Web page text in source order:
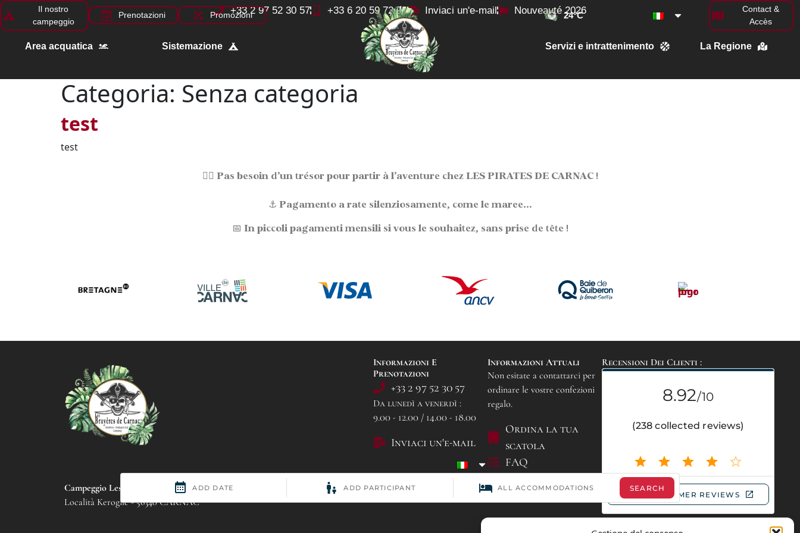
+33 2 97 52 30 57 +33 6 20 59 72 96 Inviaci un'e-mail Nouveauté 2026
Il nostro
campeggio
Prenotazioni Promozioni 24°C
Contact &
Accès
Area acquatica Sistemazione Servizi e intrattenimento La Regione
Categoria: Senza categoria
test
test
🏴‍☠️ Pas besoin d’un trésor pour partir à l’aventure chez LES PIRATES DE CARNAC !
⚓ Pagamento a rate silenziosamente, come le maree...
📅 In piccoli pagamenti mensilisi vous le souhaitez, sans prise de tête !
Campeggio Les Bruyères de Carnac
Località Kerogile - 56340 CARNAC
Informazioni E
Prenotazioni
+33 2 97 52 30 57
Da lunedì a venerdì :
9.00 - 12.00 / 14.00 - 18.00
Inviaci un'e-mail
Informazioni Attuali
Non esitate a contattarci per
ordinare le vostre confezioni
regalo.
Ordina la tua
scatola
FAQ
Recensioni Dei Clienti :